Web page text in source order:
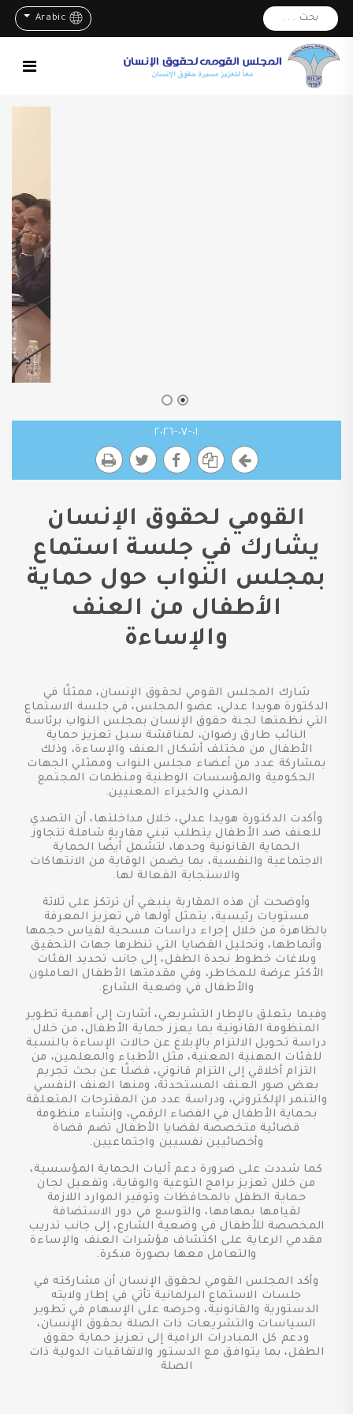
بحث . . . Arabic
٠١-٠٧-٢٠٢٦
القومي لحقوق الإنسان
يشارك في جلسة استماع
بمجلس النواب حول حماية
الأطفال من العنف
والإساءة
شارك المجلس القومي لحقوق الإنسان، ممثلًا في
الدكتورة هويدا عدلي، عضو المجلس، في جلسة الاستماع
التي نظمتها لجنة حقوق الإنسان بمجلس النواب برئاسة
النائب طارق رضوان، لمناقشة سبل تعزيز حماية
الأطفال من مختلف أشكال العنف والإساءة، وذلك
بمشاركة عدد من أعضاء مجلس النواب وممثلي الجهات
الحكومية والمؤسسات الوطنية ومنظمات المجتمع
المدني والخبراء المعنيين.
وأكدت الدكتورة هويدا عدلي، خلال مداخلتها، أن التصدي
للعنف ضد الأطفال يتطلب تبني مقاربة شاملة تتجاوز
الحماية القانونية وحدها، لتشمل أيضًا الحماية
الاجتماعية والنفسية، بما يضمن الوقاية من الانتهاكات
والاستجابة الفعالة لها.
وأوضحت أن هذه المقاربة ينبغي أن ترتكز على ثلاثة
مستويات رئيسية، يتمثل أولها في تعزيز المعرفة
بالظاهرة من خلال إجراء دراسات مسحية لقياس حجمها
وأنماطها، وتحليل القضايا التي تنظرها جهات التحقيق
وبلاغات خطوط نجدة الطفل، إلى جانب تحديد الفئات
الأكثر عرضة للمخاطر، وفي مقدمتها الأطفال العاملون
والأطفال في وضعية الشارع.
وفيما يتعلق بالإطار التشريعي، أشارت إلى أهمية تطوير
المنظومة القانونية بما يعزز حماية الأطفال، من خلال
دراسة تحويل الالتزام بالإبلاغ عن حالات الإساءة بالنسبة
للفئات المهنية المعنية، مثل الأطباء والمعلمين، من
التزام أخلاقي إلى التزام قانوني، فضلًا عن بحث تجريم
بعض صور العنف المستحدثة، ومنها العنف النفسي
والتنمر الإلكتروني، ودراسة عدد من المقترحات المتعلقة
بحماية الأطفال في الفضاء الرقمي، وإنشاء منظومة
قضائية متخصصة لقضايا الأطفال تضم قضاة
وأخصائيين نفسيين واجتماعيين.
كما شددت على ضرورة دعم آليات الحماية المؤسسية،
من خلال تعزيز برامج التوعية والوقاية، وتفعيل لجان
حماية الطفل بالمحافظات وتوفير الموارد اللازمة
لقيامها بمهامها، والتوسع في دور الاستضافة
المخصصة للأطفال في وضعية الشارع، إلى جانب تدريب
مقدمي الرعاية على اكتشاف مؤشرات العنف والإساءة
والتعامل معها بصورة مبكرة.
وأكد المجلس القومي لحقوق الإنسان أن مشاركته في
جلسات الاستماع البرلمانية تأتي في إطار ولايته
الدستورية والقانونية، وحرصه على الإسهام في تطوير
السياسات والتشريعات ذات الصلة بحقوق الإنسان،
ودعم كل المبادرات الرامية إلى تعزيز حماية حقوق
الطفل، بما يتوافق مع الدستور والاتفاقيات الدولية ذات
الصلة